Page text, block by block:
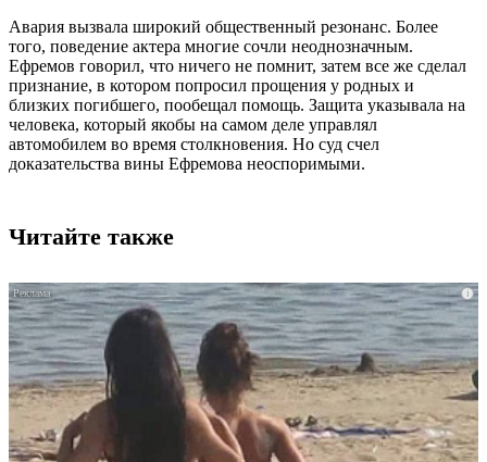
Авария вызвала широкий общественный резонанс. Более
того, поведение актера многие сочли неоднозначным.
Ефремов говорил, что ничего не помнит, затем все же сделал
признание, в котором попросил прощения у родных и
близких погибшего, пообещал помощь. Защита указывала на
человека, который якобы на самом деле управлял
автомобилем во время столкновения. Но суд счел
доказательства вины Ефремова неоспоримыми.
Читайте также
i